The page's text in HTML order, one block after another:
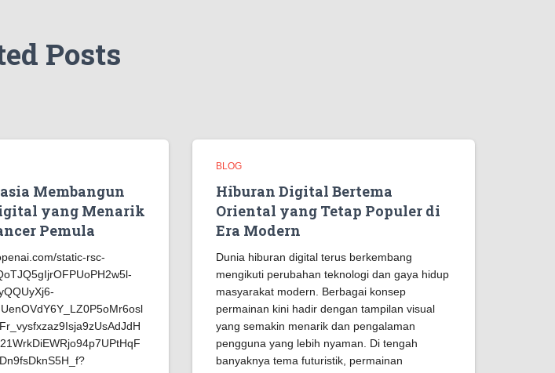
Posts
Membangun
yang Menarik
Pemula
BLOG
Hiburan Digital Bertema
Oriental yang Tetap Populer di
Era Modern
Dunia hiburan digital terus berkembang
mengikuti perubahan teknologi dan gaya hidup
masyarakat modern. Berbagai konsep
permainan kini hadir dengan tampilan visual
yang semakin menarik dan pengalaman
pengguna yang lebih nyaman. Di tengah
banyaknya tema futuristik, permainan